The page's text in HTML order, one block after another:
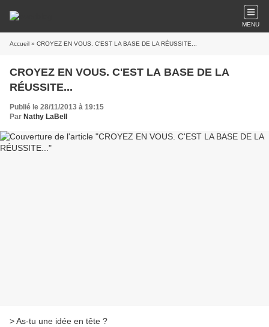
MENU
Accueil » CROYEZ EN VOUS. C'EST LA BASE DE LA RÉUSSITE...
CROYEZ EN VOUS. C'EST LA BASE DE LA
RÉUSSITE...
Publié le 28/11/2013 à 19:15
Par Nathy LaBell
> As-tu une idée en tête ?